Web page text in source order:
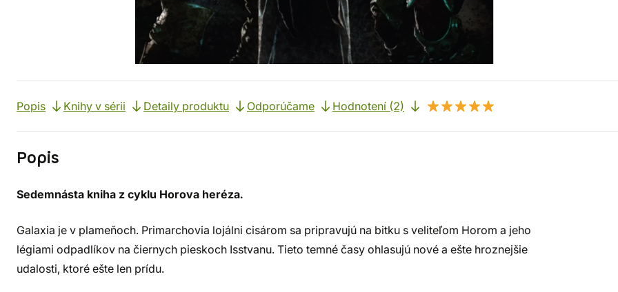
Popis Knihy v sérii Detaily produktu Odporúčame Hodnotení (2)
Popis
Sedemnásta kniha z cyklu Horova heréza.
Galaxia je v plameňoch. Primarchovia lojálni cisárom sa pripravujú na bitku s veliteľom Horom a jeho
légiami odpadlíkov na čiernych pieskoch Isstvanu. Tieto temné časy ohlasujú nové a ešte hroznejšie
udalosti, ktoré ešte len prídu.